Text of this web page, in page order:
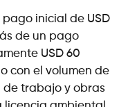
inicial de USD
de un pago
USD 60
con el volumen de
de trabajo y obras